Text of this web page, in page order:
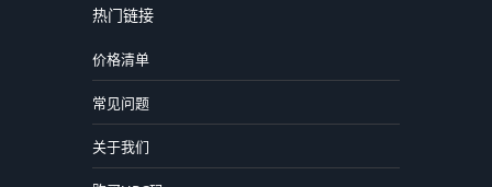
热门链接
价格清单
常见问题
关于我们